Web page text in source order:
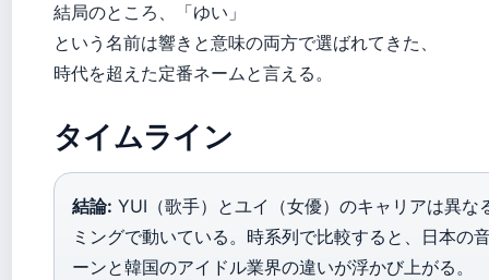
結局のところ、「ゆい」
という名前は響きと意味の両方で選ばれてきた、
時代を超えた定番ネームと言える。
タイムライン
結論: YUI（歌手）とユイ（女優）のキャリアは異な
ミングで動いている。時系列で比較すると、日本の
ーンと韓国のアイドル業界の違いが浮かび上がる。